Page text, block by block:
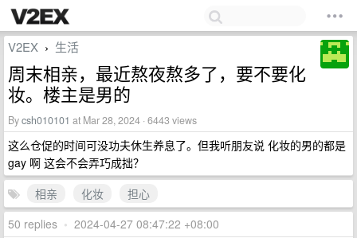
V2EX › 生活
周末相亲，最近熬夜熬多了，要不要化
妆。楼主是男的
Bycsh010101 at Mar 28, 2024 · 6443 views
这么仓促的时间可没功夫休生养息了。但我听朋友说 化妆的男的都是
gay 啊 这会不会弄巧成拙？
相亲
化妆
担心
50 replies • 2024-04-27 08:47:22 +08:00